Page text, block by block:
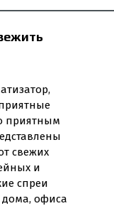
приятным
свежих
и
спреи
дома, офиса